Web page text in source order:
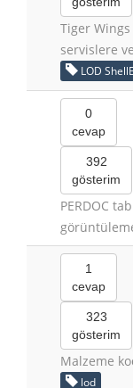
Tiger Wings
servislere
LOD
0
cevap
392
gösterim
PERDOC
1
cevap
323
gösterim
Malzeme
lod